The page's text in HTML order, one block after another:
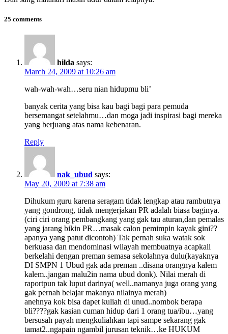
25 comments
hilda says:
March 24, 2009 at 10:26 am
wah-wah-wah…seru nian hidupmu bli’
banyak cerita yang bisa kau bagi bagi para pemuda
bersemangat setelahmu…dan moga jadi inspirasi bagi mereka
yang berjuang atas nama kebenaran.
Reply
nak_ubud says:
May 20, 2009 at 7:38 am
Dihukum guru karena seragam tidak lengkap atau rambutnya
yang gondrong, tidak mengerjakan PR adalah biasa baginya.
(ciri ciri orang pembangkang yang gak tau aturan,dan pemalas
yang jarang bikin PR…masak calon pemimpin kayak gini??
apanya yang patut dicontoh) Tak pernah suka watak sok
berkuasa dan mendominasi wilayah membuatnya acapkali
berkelahi dengan preman semasa sekolahnya dulu(kayaknya
DI SMPN 1 Ubud gak ada preman ..disana orangnya kalem
kalem..jangan malu2in nama ubud donk). Nilai merah di
raportpun tak luput darinya( well..namanya juga orang yang
gak pernah belajar makanya nilainya merah)
anehnya kok bisa dapet kuliah di unud..nombok berapa
bli????gak kasian cuman hidup dari 1 orang tua/ibu…yang
bersusah payah mengkuliahkan tapi sampe sekarang gak
tamat2..ngapain ngambil jurusan teknik…ke HUKUM